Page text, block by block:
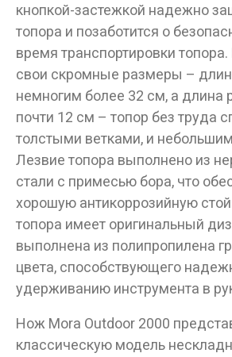
кнопкой-застежкой надежно
топора и позаботится о
время транспортировки
свои скромные размеры –
немногим более 32 см, а длина
почти 12 см – топор без труда
толстыми ветками, и
Лезвие топора выполнено из
стали с примесью бора, что
хорошую антикоррозийную
топора имеет оригинальный
выполнена из полипропилена
цвета, способствующего
удерживанию инструмента в
Нож Mora Outdoor 2000
классическую модель
Данные товары
достигшим 18
Вам исполнилось
ДА НЕТ